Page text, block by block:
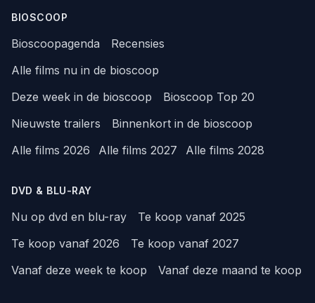
BIOSCOOP
Bioscoopagenda
Recensies
Alle films nu in de bioscoop
Deze week in de bioscoop
Bioscoop Top 20
Nieuwste trailers
Binnenkort in de bioscoop
Alle films 2026
Alle films 2027 Alle films 2028
DVD & BLU-RAY
Nu op dvd en blu-ray
Te koop vanaf 2025
Te koop vanaf 2026
Te koop vanaf 2027
Vanaf deze week te koop
Vanaf deze maand te koop